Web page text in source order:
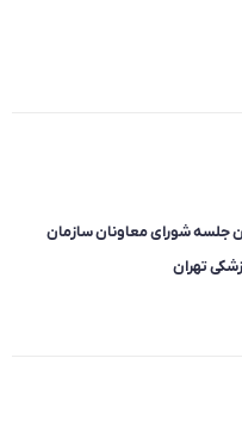
جلسه شورای معاونان سازمان
تهران